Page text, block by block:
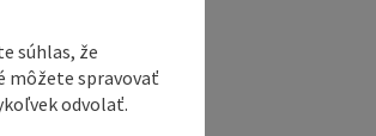
súhlas, že
môžete spravovať
odvolať.